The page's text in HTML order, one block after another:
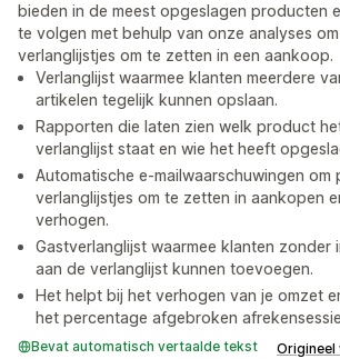
bieden in de meest opgeslagen producten
te volgen met behulp van onze analyses
verlanglijstjes om te zetten in een aankoop.
Verlanglijst waarmee klanten meerdere
artikelen tegelijk kunnen opslaan.
Rapporten die laten zien welk product
verlanglijst staat en wie het heeft
Automatische e-mailwaarschuwingen
verlanglijstjes om te zetten in aankopen
verhogen.
Gastverlanglijst waarmee klanten zonder
aan de verlanglijst kunnen toevoegen.
Het helpt bij het verhogen van je omzet
het percentage afgebroken
Bevat automatisch vertaalde tekst Origineel